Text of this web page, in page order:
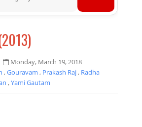
Monday, March 19, 2018
,Gouravam , Prakash Raj, Radha
,Yami Gautam